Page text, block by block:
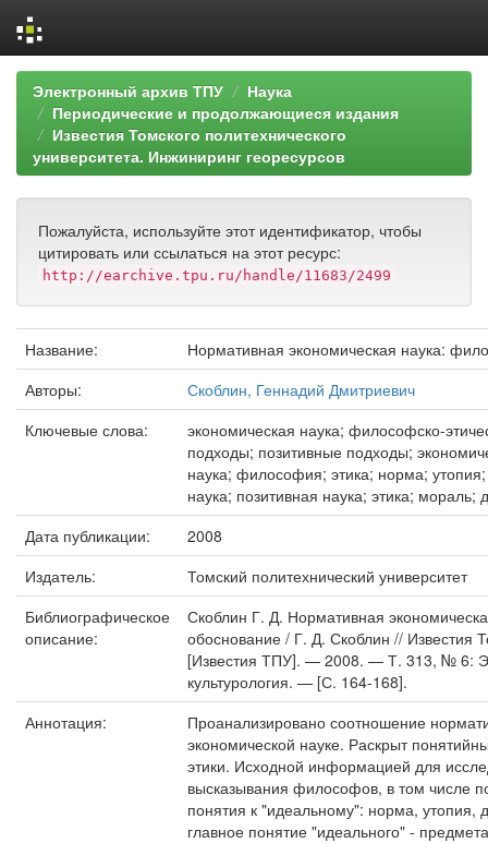
Skip
navigation
Электронный архив ТПУ
Наука
Периодические и продолжающиеся издания
Известия Томского политехнического
университета. Инжиниринг георесурсов
Пожалуйста, используйте этот идентификатор, чтобы
цитировать или ссылаться на этот ресурс:
http://earchive.tpu.ru/handle/11683/2499
Название:
Нормативная экономическая наука:
Авторы:
Скоблин, Геннадий Дмитриевич
Ключевые слова:
экономическая наука; философско-
подходы; позитивные подходы;
наука; философия; этика; норма;
наука; позитивная наука; этика;
Дата публикации:
2008
Издатель:
Томский политехнический университет
Библиографическое
описание:
Скоблин Г. Д. Нормативная
обоснование / Г. Д. Скоблин // Известия
[Известия ТПУ]. — 2008. — Т. 313, № 6:
культурология. — [С. 164-168].
Аннотация:
Проанализировано соотношение
экономической науке. Раскрыт
этики. Исходной информацией для
высказывания философов, в том числе
понятия к "идеальному": норма, утопия,
главное понятие "идеального" -